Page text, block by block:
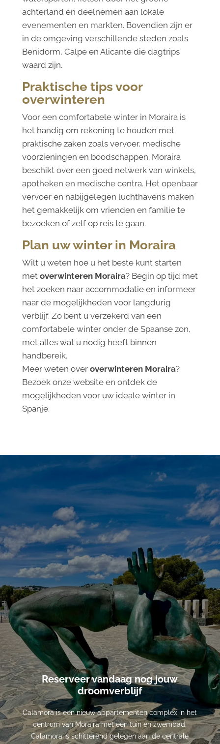
achterland en deelnemen aan lokale
evenementen en markten. Bovendien zijn er
in de omgeving verschillende steden zoals
Benidorm, Calpe en Alicante die dagtrips
waard zijn.
Praktische tips voor
overwinteren
Voor een comfortabele winter in Moraira is
het handig om rekening te houden met
praktische zaken zoals vervoer, medische
voorzieningen en boodschappen. Moraira
beschikt over een goed netwerk van winkels,
apotheken en medische centra. Het openbaar
vervoer en nabijgelegen luchthavens maken
het gemakkelijk om vrienden en familie te
bezoeken of zelf op reis te gaan.
Plan uw winter in Moraira
Wilt u weten hoe u het beste kunt starten
met overwinteren Moraira? Begin op tijd met
het zoeken naar accommodatie en informeer
naar de mogelijkheden voor langdurig
verblijf. Zo bent u verzekerd van een
comfortabele winter onder de Spaanse zon,
met alles wat u nodig heeft binnen
handbereik.
Meer weten over overwinteren Moraira?
Bezoek onze website en ontdek de
mogelijkheden voor uw ideale winter in
Spanje.
Reserveer vandaag nog jouw
droomverblijf
Calamora is een nieuw appartementen complex in het
centrum van Moraira met een tuin en zwembad.
Calamora is schitterend gelegen aan de centrale